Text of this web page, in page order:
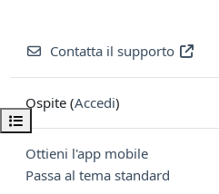
Apri indice del corso
Contatta il supporto
Ospite (Accedi)
Ottieni l'app mobile
Passa al tema standard